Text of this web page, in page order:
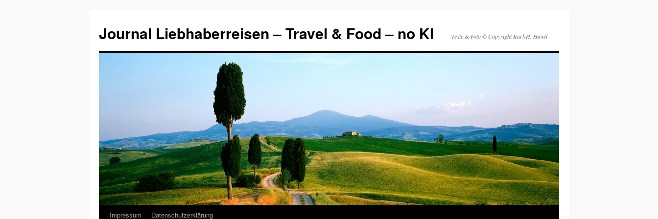
Journal Liebhaberreisen – Travel & Food – no KI Texte & Foto © Copyright Karl-H. Hänel
ZumImpressum Datenschutzerklärung